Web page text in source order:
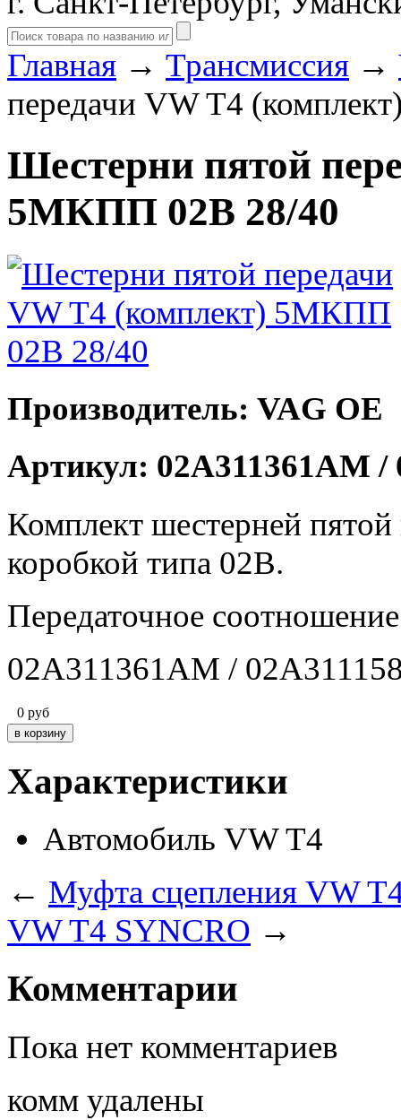
Главная → Трансмиссия →
передачи VW T4
Шестерни пятой
5МКПП 02B 28/40
Производитель: VAG OE
Артикул: 02A311361AM /
Комплект шестерней
коробкой типа 02B.
Передаточное
02A311361AM /
0 руб
Характеристики
Автомобиль VW T4
← Муфта сцепления VW
VW T4 SYNCRO →
Комментарии
Пока нет комментариев
комм удалены